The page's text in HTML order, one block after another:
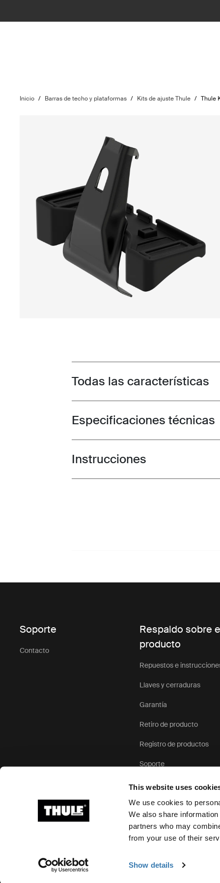
This website uses
We use cookies to
We also share
partners who may
from your use of their
Show details
Inicio / Barras de techo y plataformas / Kits de ajuste Thule / Thule
Toggle features
Todas las características
Toggle techspec
Especificaciones técnicas
Toggle guides and instructions
Instrucciones
Soporte
Contacto
Respaldo sobre
producto
Repuestos e
Llaves y cerraduras
Garantía
Retiro de producto
Registro de productos
Soporte
Ⓒ 2026 Thule Group Todos los derechos reservados